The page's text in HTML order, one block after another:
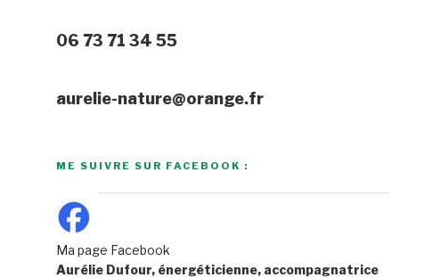
06 73 71 34 55
aurelie-nature@orange.fr
ME SUIVRE SUR FACEBOOK :
Ma page Facebook
Aurélie Dufour, énergéticienne, accompagnatrice